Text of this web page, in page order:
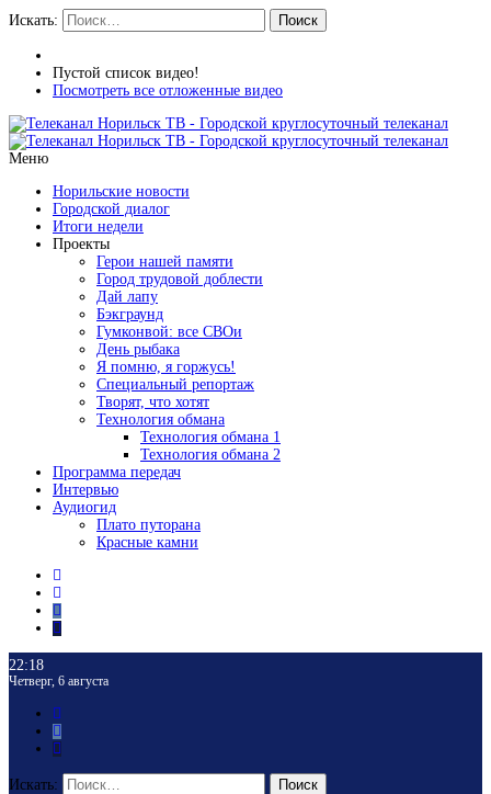
Искать: Поиск
Пустой список видео!
Посмотреть все отложенные видео
Меню
Норильские новости
Городской диалог
Итоги недели
Проекты
Герои нашей памяти
Город трудовой доблести
Дай лапу
Бэкграунд
Гумконвой: все СВОи
День рыбака
Я помню, я горжусь!
Специальный репортаж
Творят, что хотят
Технология обмана
Технология обмана 1
Технология обмана 2
Программа передач
Интервью
Аудиогид
Плато путорана
Красные камни
22:18
Четверг, 6 августа
Искать: Поиск